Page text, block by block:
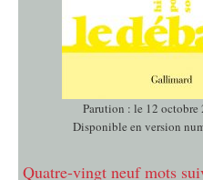
Parution : le 12 octobre
Disponible en version
Quatre-vingt neuf mots